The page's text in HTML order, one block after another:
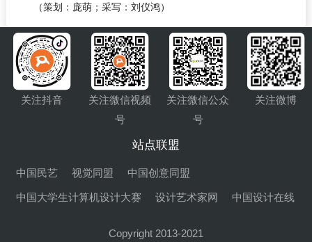
（策划：庞萌；采写：刘仪鸿）
关注抖音
关注微信视频
号
关注微信公众
号
关注微博
站点联盟
中国民艺 视觉同盟 中国创意同盟
中国大学生计算机设计大赛 设计艺术家网 中国设计在线
Copyright 2013-2021